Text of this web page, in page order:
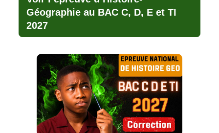
Géographie au BAC C, D, E et TI
2027